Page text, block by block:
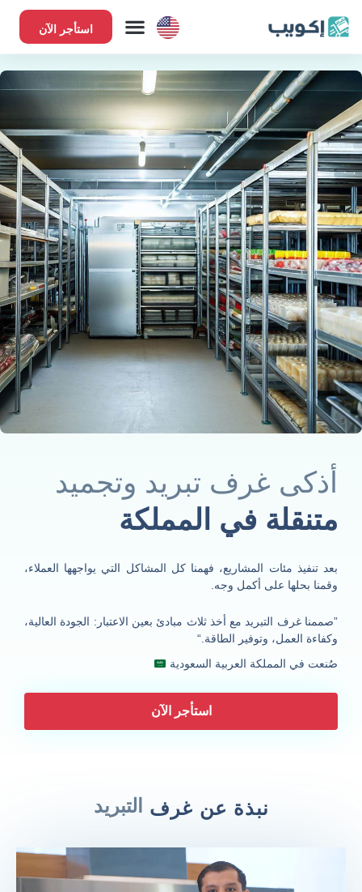
استأجر الآن
أذكى غرف تبريد وتجميد
متنقلة في المملكة
بعد تنفيذ مئات المشاريع، فهمنا كل المشاكل التي يواجهها العملاء،
وقمنا بحلها على أكمل وجه.
”صممنا غرف التبريد مع أخذ ثلاث مبادئ بعين الاعتبار: الجودة العالية،
وكفاءة العمل، وتوفير الطاقة.“
صُنعت في المملكة العربية السعودية
استأجر الآن
نبذة عن غرف التبريد